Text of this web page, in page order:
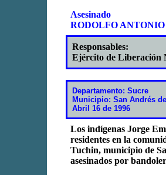
Asesinado
RODOLFO
Responsables:
Ejército de Liberación
Departamento: Sucre
Municipio: San Andrés
Abril 16 de 1996
Los indígenas Jorge
residentes en la
Tuchin, municipio de
asesinados por